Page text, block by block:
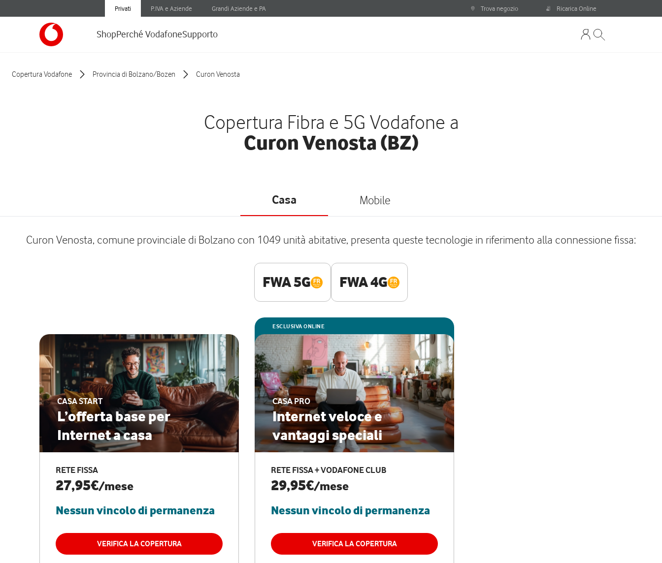
Privati P.IVA e Aziende Grandi Aziende e PA Trova negozio Ricarica Online
ShopPerché VodafoneSupporto
Copertura Vodafone Provincia di Bolzano/Bozen Curon Venosta
Copertura Fibra e 5G Vodafone a
Curon Venosta (BZ)
Casa Mobile
Curon Venosta, comune provinciale di Bolzano con 1049 unità abitative, presenta queste tecnologie in riferimento alla connessione fissa:
FWA 5G FWA 4G
CASA START
L’offerta base per
Internet a casa
RETE FISSA
27,95€/mese
Nessun vincolo di permanenza
VERIFICA LA COPERTURA
ESCLUSIVA ONLINE
CASA PRO
Internet veloce e
vantaggi speciali
RETE FISSA + VODAFONE CLUB
29,95€/mese
Nessun vincolo di permanenza
VERIFICA LA COPERTURA